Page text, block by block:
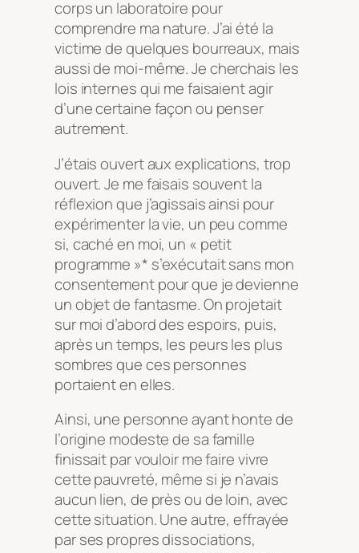
corps un laboratoire pour
comprendre ma nature. J’ai été la
victime de quelques bourreaux, mais
aussi de moi-même. Je cherchais les
lois internes qui me faisaient agir
d’une certaine façon ou penser
autrement.
J’étais ouvert aux explications, trop
ouvert. Je me faisais souvent la
réflexion que j’agissais ainsi pour
expérimenter la vie, un peu comme
si, caché en moi, un « petit
programme »* s’exécutait sans mon
consentement pour que je devienne
un objet de fantasme. On projetait
sur moi d’abord des espoirs, puis,
après un temps, les peurs les plus
sombres que ces personnes
portaient en elles.
Ainsi, une personne ayant honte de
l’origine modeste de sa famille
finissait par vouloir me faire vivre
cette pauvreté, même si je n’avais
aucun lien, de près ou de loin, avec
cette situation. Une autre, effrayée
par ses propres dissociations,